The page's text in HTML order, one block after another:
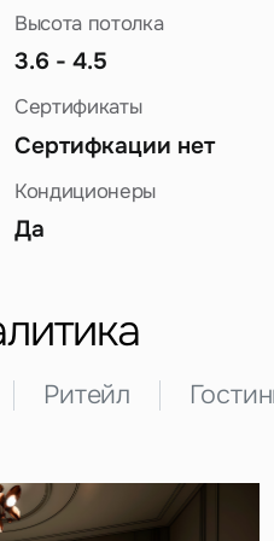
Высота потолка
3.6 - 4.5
Сертификаты
Сертифкации нет
Кондиционеры
Да
Ритейл
вопрос